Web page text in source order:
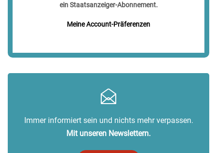
ein Staatsanzeiger-Abonnement.
Meine Account-Präferenzen
Immer informiert sein und nichts mehr verpassen.
Mit unseren Newslettern.